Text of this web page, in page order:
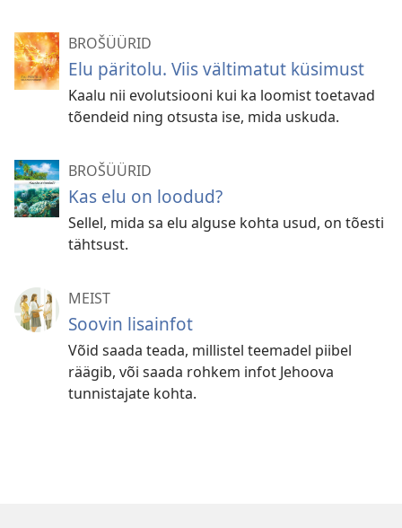
BROŠÜÜRID
Elu päritolu. Viis vältimatut küsimust
Kaalu nii evolutsiooni kui ka loomist toetavad
tõendeid ning otsusta ise, mida uskuda.
BROŠÜÜRID
Kas elu on loodud?
Sellel, mida sa elu alguse kohta usud, on tõesti
tähtsust.
MEIST
Soovin lisainfot
Võid saada teada, millistel teemadel piibel
räägib, või saada rohkem infot Jehoova
tunnistajate kohta.